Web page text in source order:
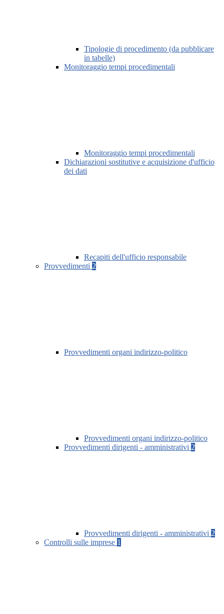
Tipologie di procedimento (da pubblicare
in tabelle)
Monitoraggio tempi procedimentali
Monitoraggio tempi procedimentali
Dichiarazioni sostitutive e acquisizione d'ufficio
dei dati
Recapiti dell'ufficio responsabile
Provvedimenti 2
Provvedimenti organi indirizzo-politico
Provvedimenti organi indirizzo-politico
Provvedimenti dirigenti - amministrativi 2
Provvedimenti dirigenti - amministrativi 2
Controlli sulle imprese 1